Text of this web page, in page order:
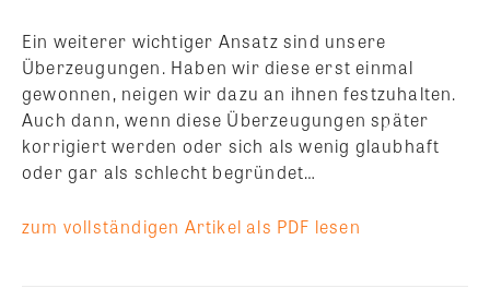
Ein weiterer wichtiger Ansatz sind unsere
Überzeugungen. Haben wir diese erst einmal
gewonnen, neigen wir dazu an ihnen festzuhalten.
Auch dann, wenn diese Überzeugungen später
korrigiert werden oder sich als wenig glaubhaft
oder gar als schlecht begründet…
zum vollständigen Artikel als PDF lesen